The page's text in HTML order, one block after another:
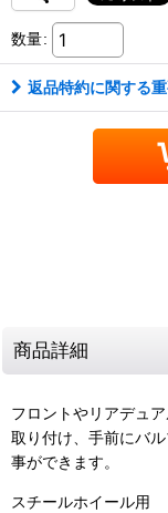
数量:
返品特約に関する
商品詳細
フロントやリアデュ
取り付け、手前にバ
事ができます。
スチールホイール用